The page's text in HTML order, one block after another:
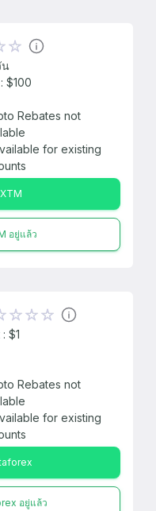
น
$100
Rebates not
for existing
อยู่แล้ว
$1
Rebates not
for existing
อยู่แล้ว